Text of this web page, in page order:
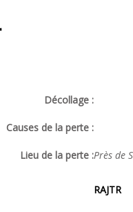
Décollage :
Causes de la perte :
Lieu de la perte :Près de
RAJTR